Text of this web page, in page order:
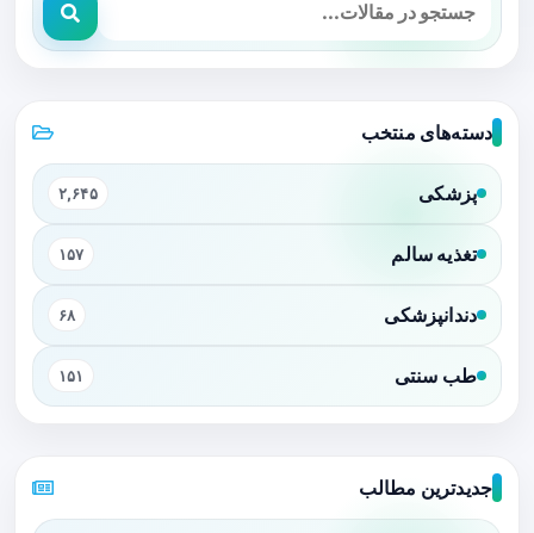
دسته‌های منتخب
پزشکی ۲,۶۴۵
تغذیه سالم ۱۵۷
دندانپزشکی ۶۸
طب سنتی ۱۵۱
جدیدترین مطالب